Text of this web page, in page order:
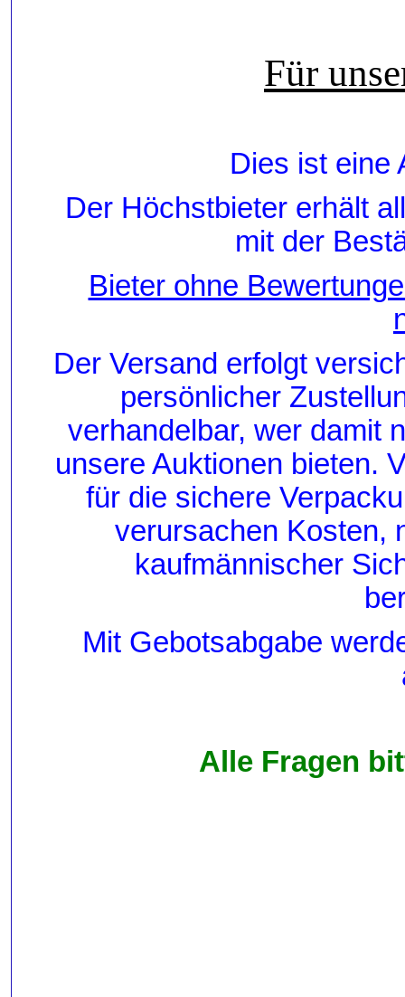
Für
Dies ist eine
Der Höchstbieter erhält
mit der
Bieter ohne
Der Versand erfolgt
persönlicher
verhandelbar, wer damit
unsere Auktionen bieten.
für die sichere
verursachen Kosten,
kaufmännischer
Mit Gebotsabgabe
Alle Fragen